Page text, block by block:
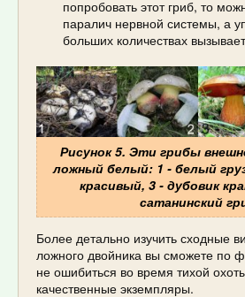
попробовать этот гриб, то
паралич нервной системы, а
больших количествах
Рисунок 5. Эти грибы
ложный белый: 1 - белый
красивый, 3 - дубовик
сатанинский
Более детально изучить сходные
ложного двойника вы сможете по
не ошибиться во время тихой
качественные экземпляры.